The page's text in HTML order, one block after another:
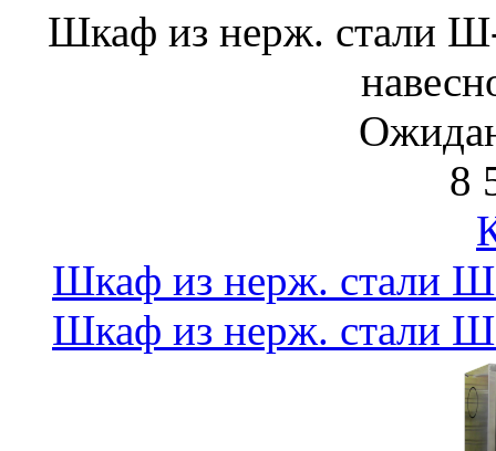
Шкаф из нерж. стали
8
Шкаф из нерж. стали
Шкаф из нерж. стали